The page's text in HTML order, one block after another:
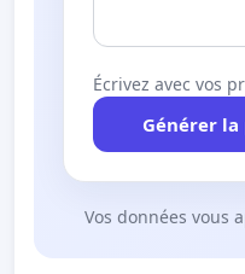
Écrivez avec vos
Générer
Vos données vous